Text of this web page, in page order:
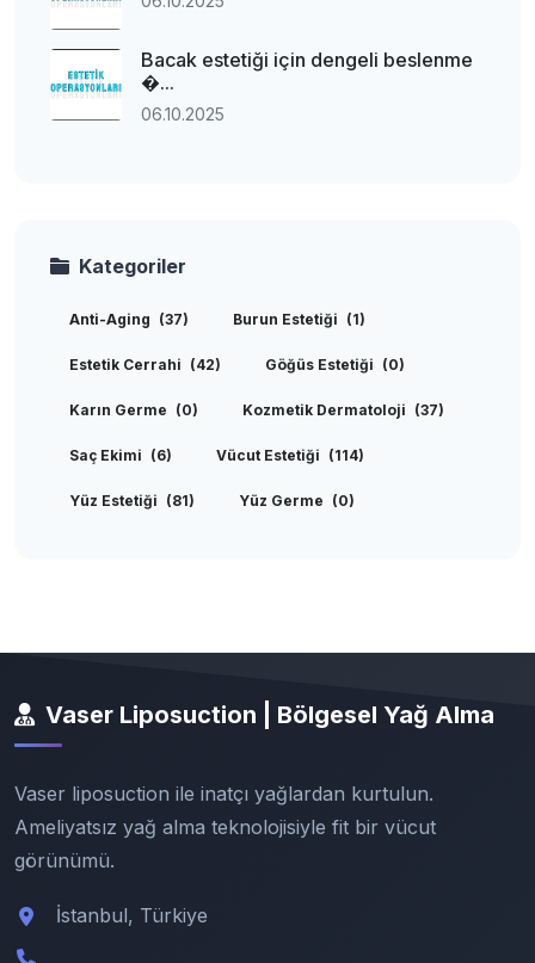
Bacak estetiği için dengeli beslenme
�...
06.10.2025
Kategoriler
Anti-Aging (37) Burun Estetiği (1)
Estetik Cerrahi (42) Göğüs Estetiği (0)
Karın Germe (0) Kozmetik Dermatoloji (37)
Saç Ekimi (6) Vücut Estetiği (114)
Yüz Estetiği (81) Yüz Germe (0)
Vaser Liposuction | Bölgesel Yağ Alma
Vaser liposuction ile inatçı yağlardan kurtulun.
Ameliyatsız yağ alma teknolojisiyle fit bir vücut
görünümü.
İstanbul, Türkiye